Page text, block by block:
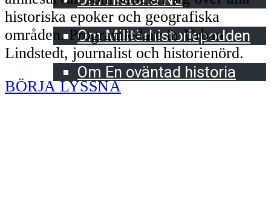
Militärhistoriepodden
Om Militärhistoriepodden
En oväntad historia
Om En oväntad historia
historiska epoker och geografiska
områden. Programledare är Urban
Lindstedt, journalist och historienörd.
BÖRJA LYSSNA